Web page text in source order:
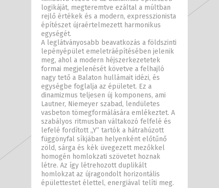
logikáját, megteremtve ezáltal a múltban
rejlő értékek és a modern, expresszionista
építészet újraértelmezett harmonikus
egységét.
A leglátványosabb beavatkozás a földszinti
lepényépület emeletráépítésében jelenik
meg, ahol a modern héjszerkezetetek
formai megjelenését követve a felhajló
nagy tető a Balaton hullámait idézi, és
egységbe foglalja az épületet. Ez a
dinamizmus teljesen új komponens, ami
Lautner, Niemeyer szabad, lendületes
vasbeton tömegformálására emlékeztet. A
szabályos ritmusban váltakozó felfelé és
lefelé fordított „Y” tartók a hátrahúzott
függönyfal síkjában helyenként előtűnő
zöld, sárga és kék üvegezett mezőkkel
homogén homlokzati szövetet hoznak
létre. Az így létrehozott duplikált
homlokzat az újragondolt horizontális
épülettestet élettel, energiával telíti meg.